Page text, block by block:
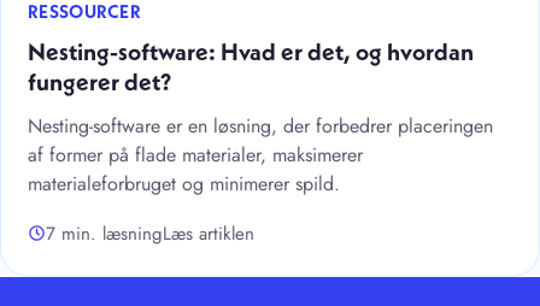
RESSOURCER
Nesting-software: Hvad er det, og hvordan
fungerer det?
Nesting-software er en løsning, der forbedrer placeringen
af former på flade materialer, maksimerer
materialeforbruget og minimerer spild.
7 min. læsningLæs artiklen